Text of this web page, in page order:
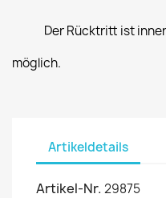
Der Rücktritt ist
möglich.
Artikeldetails
Artikel-Nr. 29875